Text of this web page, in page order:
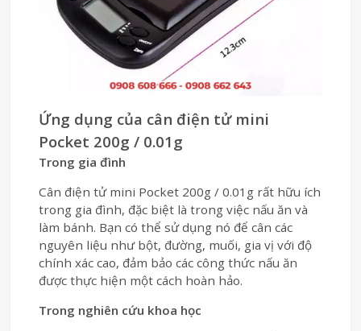
Ứng dụng của cân điện tử mini
Pocket 200g / 0.01g
Trong gia đình
Cân điện tử mini Pocket 200g / 0.01g rất hữu ích
trong gia đình, đặc biệt là trong việc nấu ăn và
làm bánh. Bạn có thể sử dụng nó để cân các
nguyên liệu như bột, đường, muối, gia vị với độ
chính xác cao, đảm bảo các công thức nấu ăn
được thực hiện một cách hoàn hảo.
Trong nghiên cứu khoa học